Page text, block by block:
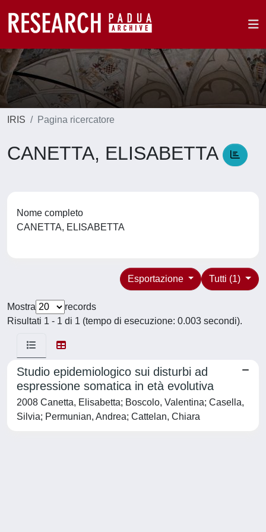
IRIS Pagina ricercatore
CANETTA, ELISABETTA
Nome completo
CANETTA, ELISABETTA
Tutti (1)
Esportazione
Mostra
records
Risultati 1 - 1 di 1 (tempo di esecuzione: 0.003 secondi).
Studio epidemiologico sui disturbi ad
espressione somatica in età evolutiva
2008 Canetta, Elisabetta; Boscolo, Valentina; Casella,
Silvia; Permunian, Andrea; Cattelan, Chiara